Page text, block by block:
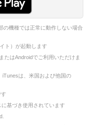
機種では正常に動作しない場合
ト）が起動します
たはAndroidでご利用いただけま
iTunesは、米国および他国の
基づき使用されています